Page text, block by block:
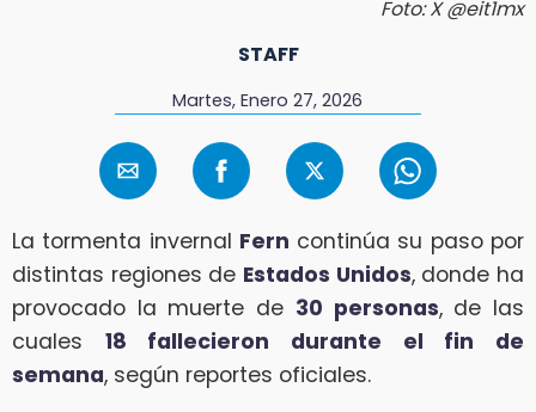
Foto: X @eit1mx
STAFF
Martes, Enero 27, 2026
La tormenta invernal Fern continúa su paso por
distintas regiones de Estados Unidos, donde ha
provocado la muerte de 30 personas, de las
cuales 18 fallecieron durante el fin de
semana, según reportes oficiales.